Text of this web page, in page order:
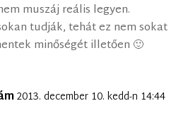
muszáj reális legyen.
tudják, tehát ez nem sokat
minőségét illetően 🙂
2013. december 10. kedd-n 14:44